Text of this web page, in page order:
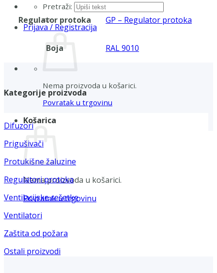
Pretraži:
Prijava / Registracija
Nema proizvoda u košarici.
Povratak u trgovinu
Košarica
Nema proizvoda u košarici.
Povratak u trgovinu
Regulator protoka GP – Regulator protoka
Boja RAL 9010
Kategorije proizvoda
Difuzori
Prigušivači
Protukišne žaluzine
Regulatori protoka
Ventilacijske rešetke
Ventilatori
Zaštita od požara
Ostali proizvodi